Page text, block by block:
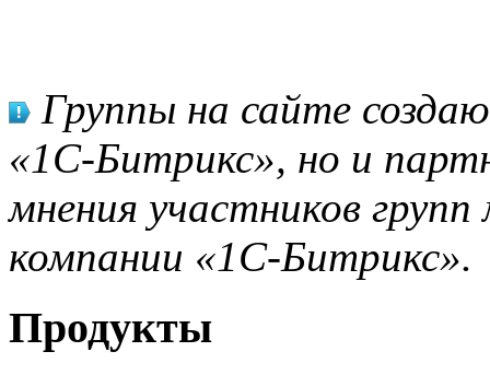
Группы на сайте
«1С-Битрикс», но и
мнения участников
компании «1С-Битрикс».
Продукты